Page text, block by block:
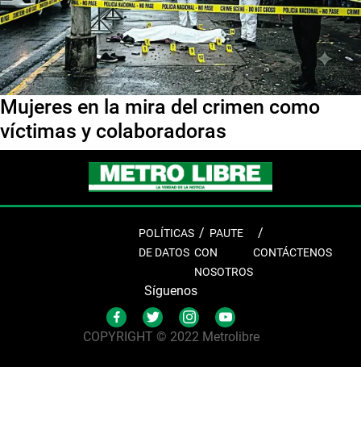
Mujeres en la mira del crimen como
víctimas y colaboradoras
POLÍTICAS
DE DATOS
PAUTE
CON
NOSOTROS
CONTÁCTENOS
Síguenos
COPYRIGHT © 2022 Metrolibre